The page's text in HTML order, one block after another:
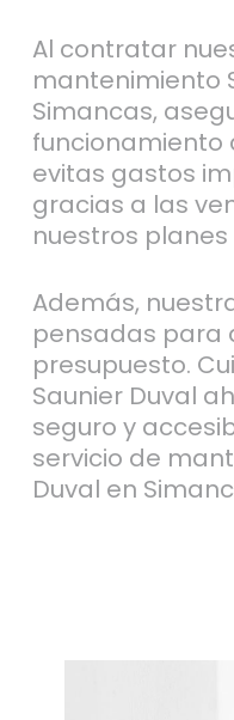
Al contratar
mantenimiento
Simancas,
funcionamiento
evitas gastos
gracias a las
nuestros
Además,
pensadas para
presupuesto.
Saunier Duval
seguro y
servicio de
Duval en